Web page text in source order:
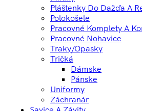
Pláštenky Do Dažďa A
Polokošele
Pracovné Komplety A
Pracovné Nohavice
Traky/opasky
Tričká
Dámske
Pánske
Uniformy
Záchranár